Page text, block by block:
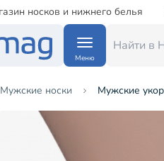
носков и нижнего белья
Меню
Мужские носки Мужские